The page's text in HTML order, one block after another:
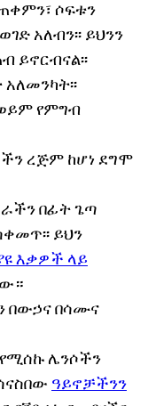
ሶፍቱን
አለብን፡፡ ይህንን
ይኖርብናል፡፡
የምግብ
ረጅም ከሆነ ደግሞ
በፊት ጌጣ
ይህን
እቃዎች ላይ
በውኃና በሳሙና
ሌንሶችን
ዓይኖቻችንን